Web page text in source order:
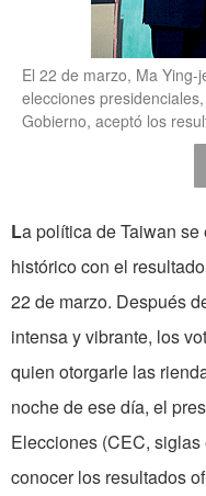
El 22 de marzo, Ma
elecciones
Gobierno, aceptó los
La política de Taiwan
histórico con el
22 de marzo. Después
intensa y vibrante, los
quien otorgarle las
noche de ese día, el
Elecciones (CEC,
conocer los resultados